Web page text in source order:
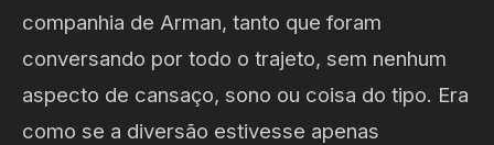
companhia de Arman, tanto que foram
conversando por todo o trajeto, sem nenhum
aspecto de cansaço, sono ou coisa do tipo. Era
como se a diversão estivesse apenas